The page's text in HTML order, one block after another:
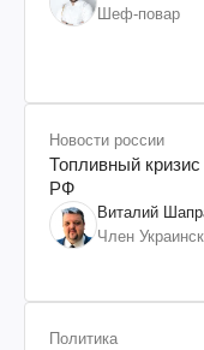
Шеф-повар
Новости россии
Топливный
РФ
Виталий
Член
Политика